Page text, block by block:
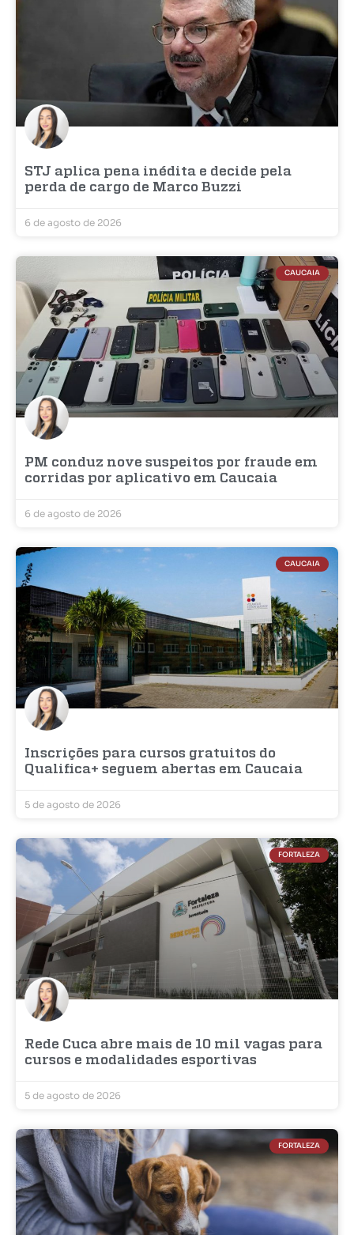
STJ aplica pena inédita e decide pela
perda de cargo de Marco Buzzi
6 de agosto de 2026
CAUCAIA
PM conduz nove suspeitos por fraude em
corridas por aplicativo em Caucaia
6 de agosto de 2026
CAUCAIA
Inscrições para cursos gratuitos do
Qualifica+ seguem abertas em Caucaia
5 de agosto de 2026
FORTALEZA
Rede Cuca abre mais de 10 mil vagas para
cursos e modalidades esportivas
5 de agosto de 2026
FORTALEZA